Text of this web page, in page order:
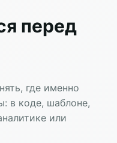
перед
где именно
в коде, шаблоне,
или